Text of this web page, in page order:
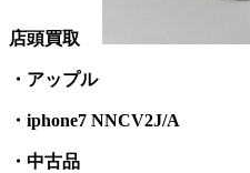
店頭買取
・アップル
・iphone7 NNCV2J/A
・中古品